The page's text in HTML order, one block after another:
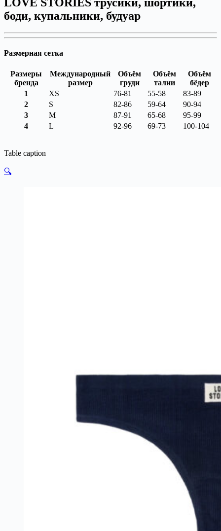
боди, купальники, будуар
Размерная сетка
Размеры
бренда
Международный
размер
Объём
груди
Объём
талии
Объём
бёдер
1
XS 76-81 55-58
83-89
2
S 82-86 59-64
90-94
3
M 87-91 65-68
95-99
4
L 92-96 69-73 100-104
Table caption
🔍